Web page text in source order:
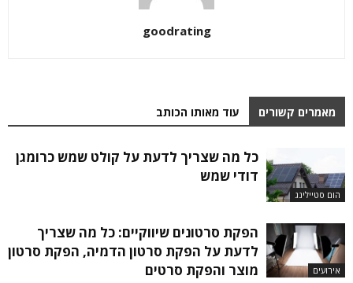
goodrating
מאמרים קשורים עוד מאותו הכותב
הום סטיילינג
כל מה שצריך לדעת על קולט שמש כרומגן
דודי שמש
אירועים
הפקת סרטונים שיווקיים: כל מה שצריך
לדעת על הפקת סרטון הדמיה, הפקת סרטון
מוצר והפקת סרטים